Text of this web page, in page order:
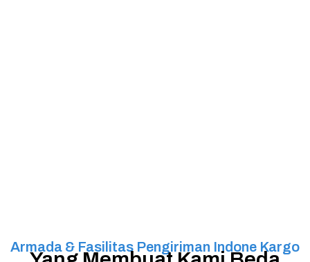
Armada & Fasilitas Pengiriman Indone Kargo